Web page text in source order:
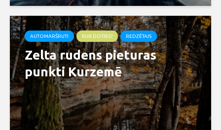
AUTOMARŠRUTI KUR DOTIES? REDZĒTAIS
Zelta rudens pieturas
punkti Kurzemē